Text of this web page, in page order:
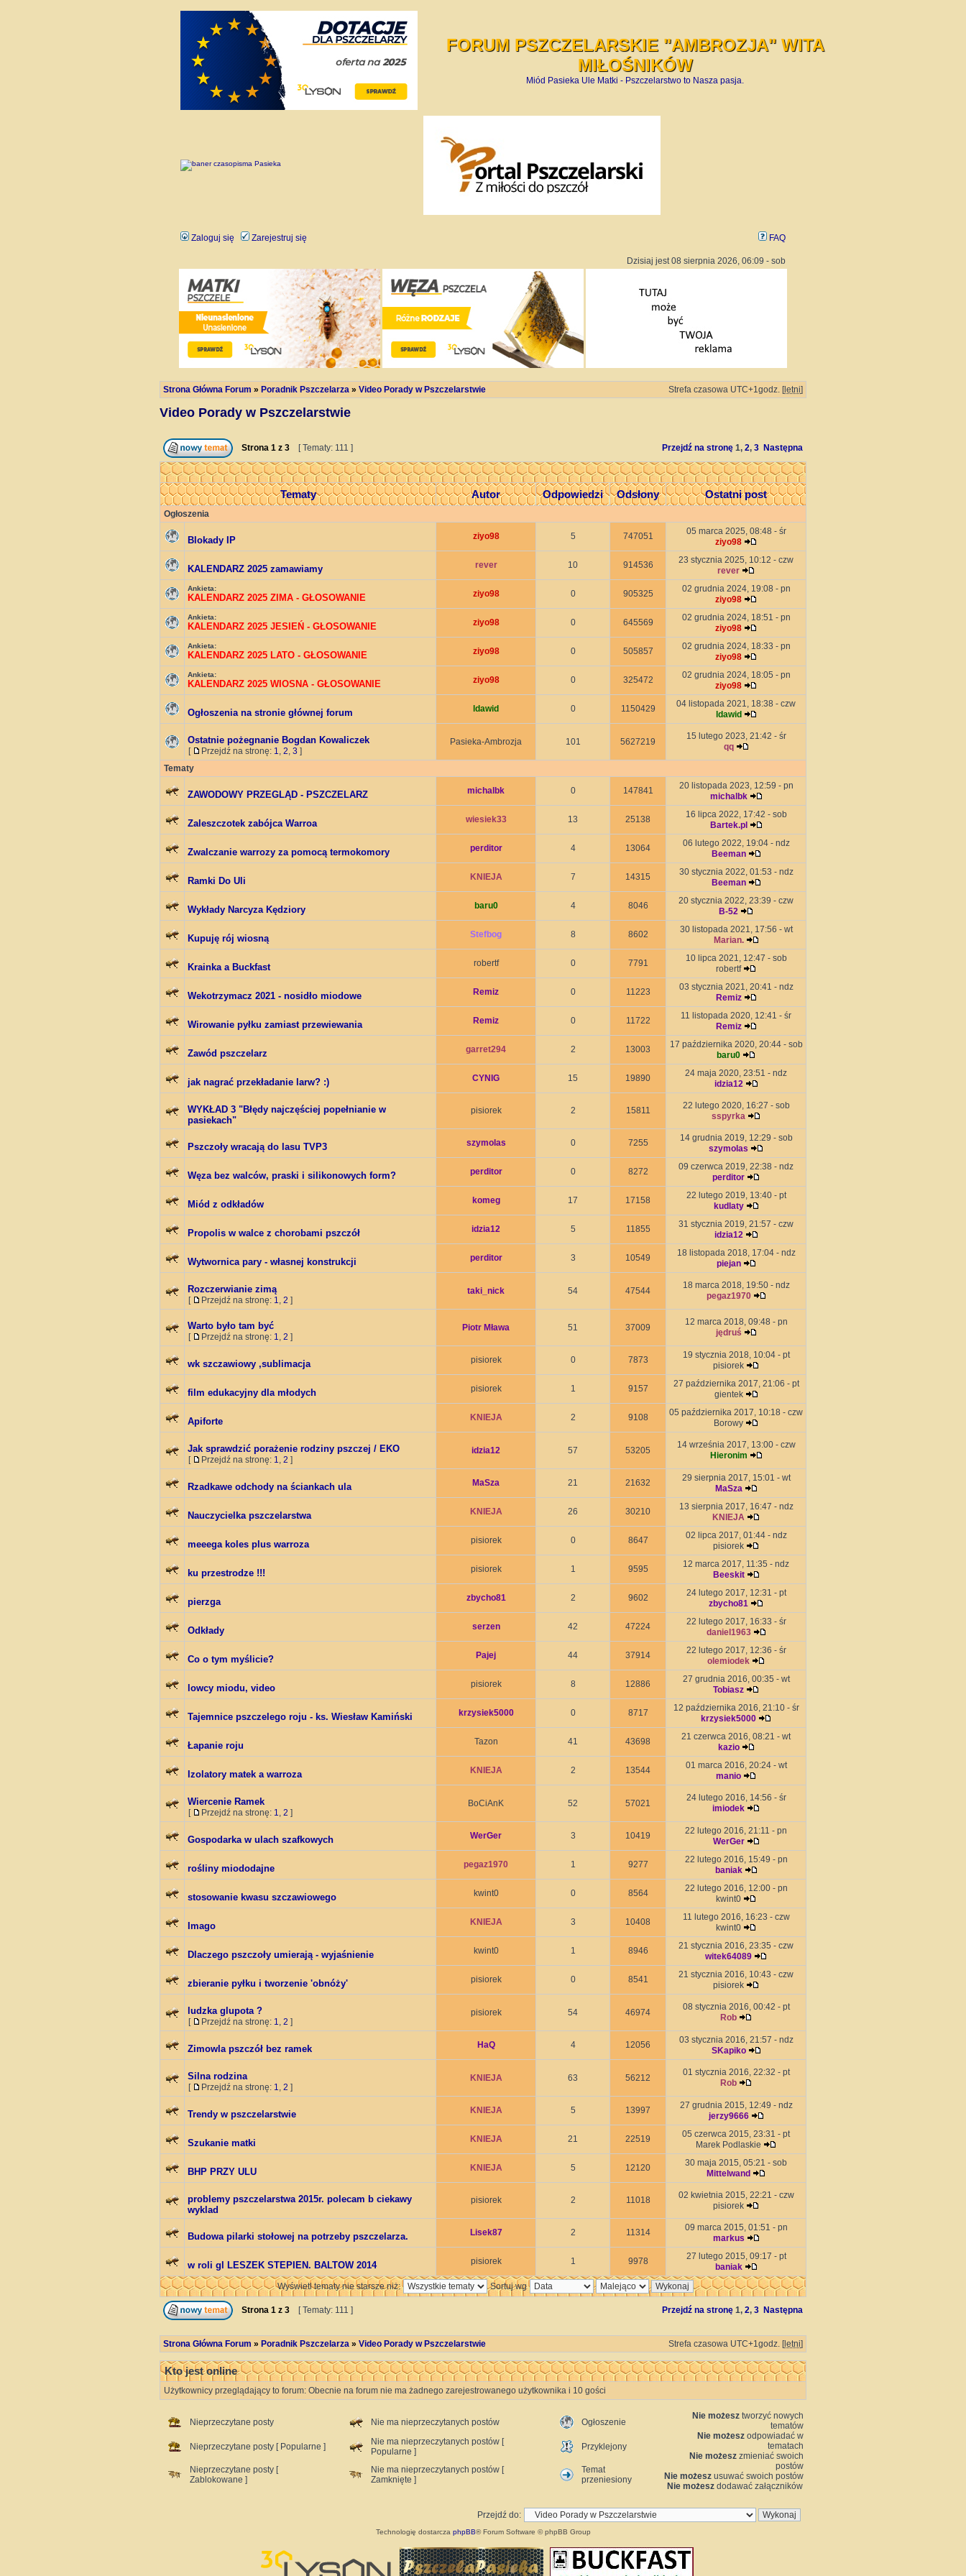
FORUM PSZCZELARSKIE "AMBROZJA" WITA
MIŁOŚNIKÓW
Miód Pasieka Ule Matki - Pszczelarstwo to Nasza pasja.
Zaloguj się Zarejestruj się FAQ
Dzisiaj jest 08 sierpnia 2026, 06:09 - sob
Strona Główna Forum » Poradnik Pszczelarza » Video Porady w Pszczelarstwie Strefa czasowa UTC+1godz. [letni]
Video Porady w Pszczelarstwie
Strona 1 z 3 [ Tematy: 111 ] Przejdź na stronę 1, 2, 3 Następna
Tematy Autor Odpowiedzi Odsłony Ostatni post
Ogłoszenia
Blokady IP ziyo98 5 747051
05 marca 2025, 08:48 - śr
ziyo98
KALENDARZ 2025 zamawiamy rever 10 914536
23 stycznia 2025, 10:12 - czw
rever
Ankieta:
KALENDARZ 2025 ZIMA - GŁOSOWANIE ziyo98 0 905325
02 grudnia 2024, 19:08 - pn
ziyo98
Ankieta:
KALENDARZ 2025 JESIEŃ - GŁOSOWANIE ziyo98 0 645569
02 grudnia 2024, 18:51 - pn
ziyo98
Ankieta:
KALENDARZ 2025 LATO - GŁOSOWANIE ziyo98 0 505857
02 grudnia 2024, 18:33 - pn
ziyo98
Ankieta:
KALENDARZ 2025 WIOSNA - GŁOSOWANIE ziyo98 0 325472
02 grudnia 2024, 18:05 - pn
ziyo98
Ogłoszenia na stronie głównej forum ldawid 0 1150429
04 listopada 2021, 18:38 - czw
ldawid
Ostatnie pożegnanie Bogdan Kowaliczek
[ Przejdź na stronę: 1, 2, 3 ]
Pasieka-Ambrozja 101 5627219
15 lutego 2023, 21:42 - śr
qq
Tematy
ZAWODOWY PRZEGLĄD - PSZCZELARZ michalbk 0 147841
20 listopada 2023, 12:59 - pn
michalbk
Zaleszczotek zabójca Warroa wiesiek33 13 25138
16 lipca 2022, 17:42 - sob
Bartek.pl
Zwalczanie warrozy za pomocą termokomory perditor 4 13064
06 lutego 2022, 19:04 - ndz
Beeman
Ramki Do Uli KNIEJA 7 14315
30 stycznia 2022, 01:53 - ndz
Beeman
Wykłady Narcyza Kędziory baru0 4 8046
20 stycznia 2022, 23:39 - czw
B-52
Kupuję rój wiosną Stefbog 8 8602
30 listopada 2021, 17:56 - wt
Marian.
Krainka a Buckfast robertf 0 7791
10 lipca 2021, 12:47 - sob
robertf
Wekotrzymacz 2021 - nosidło miodowe Remiz 0 11223
03 stycznia 2021, 20:41 - ndz
Remiz
Wirowanie pyłku zamiast przewiewania Remiz 0 11722
11 listopada 2020, 12:41 - śr
Remiz
Zawód pszczelarz garret294 2 13003
17 października 2020, 20:44 - sob
baru0
jak nagrać przekładanie larw? :) CYNIG 15 19890
24 maja 2020, 23:51 - ndz
idzia12
WYKŁAD 3 "Błędy najczęściej popełnianie w
pasiekach"
pisiorek 2 15811
22 lutego 2020, 16:27 - sob
sspyrka
Pszczoły wracają do lasu TVP3 szymolas 0 7255
14 grudnia 2019, 12:29 - sob
szymolas
Węza bez walców, praski i silikonowych form? perditor 0 8272
09 czerwca 2019, 22:38 - ndz
perditor
Miód z odkładów komeg 17 17158
22 lutego 2019, 13:40 - pt
kudlaty
Propolis w walce z chorobami pszczół idzia12 5 11855
31 stycznia 2019, 21:57 - czw
idzia12
Wytwornica pary - własnej konstrukcji perditor 3 10549
18 listopada 2018, 17:04 - ndz
piejan
Rozczerwianie zimą
[ Przejdź na stronę: 1, 2 ]
taki_nick 54 47544
18 marca 2018, 19:50 - ndz
pegaz1970
Warto było tam być
[ Przejdź na stronę: 1, 2 ]
Piotr Mława 51 37009
12 marca 2018, 09:48 - pn
jędruś
wk szczawiowy ,sublimacja pisiorek 0 7873
19 stycznia 2018, 10:04 - pt
pisiorek
film edukacyjny dla młodych pisiorek 1 9157
27 października 2017, 21:06 - pt
gientek
Apiforte KNIEJA 2 9108
05 października 2017, 10:18 - czw
Borowy
Jak sprawdzić porażenie rodziny pszczej / EKO
[ Przejdź na stronę: 1, 2 ]
idzia12 57 53205
14 września 2017, 13:00 - czw
Hieronim
Rzadkawe odchody na ściankach ula MaSza 21 21632
29 sierpnia 2017, 15:01 - wt
MaSza
Nauczycielka pszczelarstwa KNIEJA 26 30210
13 sierpnia 2017, 16:47 - ndz
KNIEJA
meeega koles plus warroza pisiorek 0 8647
02 lipca 2017, 01:44 - ndz
pisiorek
ku przestrodze !!! pisiorek 1 9595
12 marca 2017, 11:35 - ndz
Beeskit
pierzga zbycho81 2 9602
24 lutego 2017, 12:31 - pt
zbycho81
Odkłady serzen 42 47224
22 lutego 2017, 16:33 - śr
daniel1963
Co o tym myślicie? Pajej 44 37914
22 lutego 2017, 12:36 - śr
olemiodek
lowcy miodu, video pisiorek 8 12886
27 grudnia 2016, 00:35 - wt
Tobiasz
Tajemnice pszczelego roju - ks. Wiesław Kamiński krzysiek5000 0 8717
12 października 2016, 21:10 - śr
krzysiek5000
Łapanie roju Tazon 41 43698
21 czerwca 2016, 08:21 - wt
kazio
Izolatory matek a warroza KNIEJA 2 13544
01 marca 2016, 20:24 - wt
manio
Wiercenie Ramek
[ Przejdź na stronę: 1, 2 ]
BoCiAnK 52 57021
24 lutego 2016, 14:56 - śr
imiodek
Gospodarka w ulach szafkowych WerGer 3 10419
22 lutego 2016, 21:11 - pn
WerGer
rośliny miododajne pegaz1970 1 9277
22 lutego 2016, 15:49 - pn
baniak
stosowanie kwasu szczawiowego kwint0 0 8564
22 lutego 2016, 12:00 - pn
kwint0
Imago KNIEJA 3 10408
11 lutego 2016, 16:23 - czw
kwint0
Dlaczego pszczoły umierają - wyjaśnienie kwint0 1 8946
21 stycznia 2016, 23:35 - czw
witek64089
zbieranie pyłku i tworzenie 'obnóży' pisiorek 0 8541
21 stycznia 2016, 10:43 - czw
pisiorek
ludzka glupota ?
[ Przejdź na stronę: 1, 2 ]
pisiorek 54 46974
08 stycznia 2016, 00:42 - pt
Rob
Zimowla pszczół bez ramek HaQ 4 12056
03 stycznia 2016, 21:57 - ndz
SKapiko
Silna rodzina
[ Przejdź na stronę: 1, 2 ]
KNIEJA 63 56212
01 stycznia 2016, 22:32 - pt
Rob
Trendy w pszczelarstwie KNIEJA 5 13997
27 grudnia 2015, 12:49 - ndz
jerzy9666
Szukanie matki KNIEJA 21 22519
05 czerwca 2015, 23:31 - pt
Marek Podlaskie
BHP PRZY ULU KNIEJA 5 12120
30 maja 2015, 05:21 - sob
Mittelwand
problemy pszczelarstwa 2015r. polecam b ciekawy
wyklad
pisiorek 2 11018
02 kwietnia 2015, 22:21 - czw
pisiorek
Budowa pilarki stołowej na potrzeby pszczelarza. Lisek87 2 11314
09 marca 2015, 01:51 - pn
markus
w roli gl LESZEK STEPIEN. BALTOW 2014 pisiorek 1 9978
27 lutego 2015, 09:17 - pt
baniak
Wyświetl tematy nie starsze niż:
Sortuj wg
Strona 1 z 3 [ Tematy: 111 ] Przejdź na stronę 1, 2, 3 Następna
Strona Główna Forum » Poradnik Pszczelarza » Video Porady w Pszczelarstwie Strefa czasowa UTC+1godz. [letni]
Kto jest online
Użytkownicy przeglądający to forum: Obecnie na forum nie ma żadnego zarejestrowanego użytkownika i 10 gości
Nieprzeczytane posty Nie ma nieprzeczytanych postów Ogłoszenie
Nieprzeczytane posty [ Popularne ]
Nie ma nieprzeczytanych postów [
Popularne ]
Przyklejony
Nieprzeczytane posty [
Zablokowane ]
Nie ma nieprzeczytanych postów [
Zamknięte ]
Temat
przeniesiony
Nie możesz tworzyć nowych
tematów
Nie możesz odpowiadać w
tematach
Nie możesz zmieniać swoich
postów
Nie możesz usuwać swoich postów
Nie możesz dodawać załączników
Przejdź do:
Technologię dostarcza phpBB® Forum Software © phpBB Group